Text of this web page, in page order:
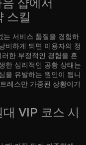
스킬
는 서비스 품질을 경험하
비하게 되면 이용자의 정
한 부정적인 경험을 흔
한 심리적인 공황 상태는
을 유발하는 원인이 됩니
레스만 가중된 상황이기
VIP 코스 시